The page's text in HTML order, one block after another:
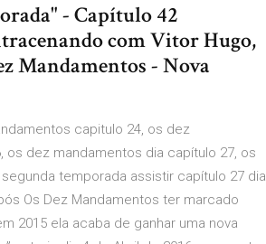
- Capítulo 42
com Vitor Hugo,
Mandamentos - Nova
capitulo 24, os dez
os dez mandamentos dia capítulo 27, os
temporada assistir capítulo 27 dia
Os Dez Mandamentos ter marcado
2015 ela acaba de ganhar uma nova